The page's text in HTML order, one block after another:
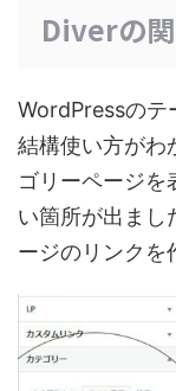
Diverの
WordPressのテ
結構使い方がわ
ゴリーページを
い箇所が出まし
ージのリンクを